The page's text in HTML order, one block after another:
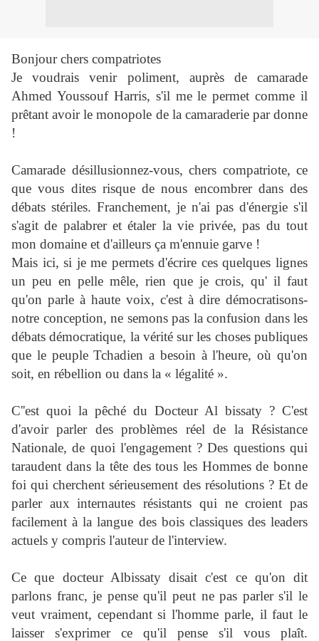
Bonjour chers compatriotes
Je voudrais venir poliment, auprès de camarade
Ahmed Youssouf Harris, s'il me le permet comme il
prêtant avoir le monopole de la camaraderie par donne
!
Camarade désillusionnez-vous, chers compatriote, ce
que vous dites risque de nous encombrer dans des
débats stériles. Franchement, je n'ai pas d'énergie s'il
s'agit de palabrer et étaler la vie privée, pas du tout
mon domaine et d'ailleurs ça m'ennuie garve !
Mais ici, si je me permets d'écrire ces quelques lignes
un peu en pelle mêle, rien que je crois, qu' il faut
qu'on parle à haute voix, c'est à dire démocratisons-
notre conception, ne semons pas la confusion dans les
débats démocratique, la vérité sur les choses publiques
que le peuple Tchadien a besoin à l'heure, où qu'on
soit, en rébellion ou dans la « légalité ».
C''est quoi la pêché du Docteur Al bissaty ? C'est
d'avoir parler des problèmes réel de la Résistance
Nationale, de quoi l'engagement ? Des questions qui
taraudent dans la tête des tous les Hommes de bonne
foi qui cherchent sérieusement des résolutions ? Et de
parler aux internautes résistants qui ne croient pas
facilement à la langue des bois classiques des leaders
actuels y compris l'auteur de l'interview.
Ce que docteur Albissaty disait c'est ce qu'on dit
parlons franc, je pense qu'il peut ne pas parler s'il le
veut vraiment, cependant si l'homme parle, il faut le
laisser s'exprimer ce qu'il pense s'il vous plaît.